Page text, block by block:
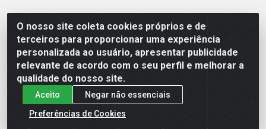
O nosso site coleta cookies próprios e de
terceiros para proporcionar uma experiência
personalizada ao usuário, apresentar publicidade
relevante de acordo com o seu perfil e melhorar a
qualidade do nosso site.
Aceito
Negar não essenciais
Preferências de Cookies
Atacamax Importadora de Alimentos LTDA - RODOVIA BR-
101 - SUL, KM 79,60 GP E GALPAO:D - Muribeca, Jaboatão dos
Guararapes - PE, 54355-010 - CNPJ 08.305.623/0001-84